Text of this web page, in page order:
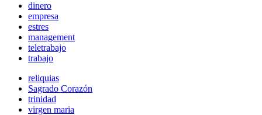
dinero
empresa
estres
management
teletrabajo
trabajo
reliquias
Sagrado Corazón
trinidad
virgen maria